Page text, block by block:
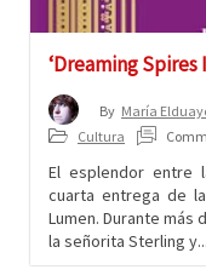
‘Dreaming
By María
Cultura
El esplendor entre
cuarta entrega de
Lumen. Durante más
la señorita Sterling y...